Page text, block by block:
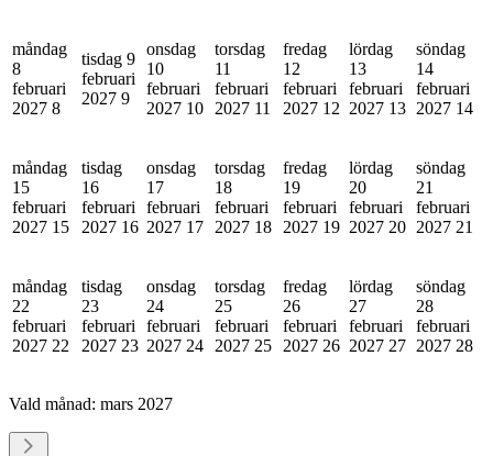
måndag
8
februari
2027 8
tisdag 9
februari
2027 9
onsdag
10
februari
2027 10
torsdag
11
februari
2027 11
fredag
12
februari
2027 12
lördag
13
februari
2027 13
söndag
14
februari
2027 14
måndag
15
februari
2027 15
tisdag
16
februari
2027 16
onsdag
17
februari
2027 17
torsdag
18
februari
2027 18
fredag
19
februari
2027 19
lördag
20
februari
2027 20
söndag
21
februari
2027 21
måndag
22
februari
2027 22
tisdag
23
februari
2027 23
onsdag
24
februari
2027 24
torsdag
25
februari
2027 25
fredag
26
februari
2027 26
lördag
27
februari
2027 27
söndag
28
februari
2027 28
Vald månad: mars 2027